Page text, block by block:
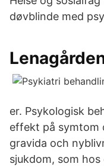
døvblinde med
er. Psykologisk
effekt på symtom
gravida och
sjukdom, som